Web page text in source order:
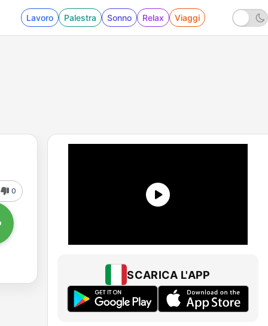
Lavoro Palestra Sonno Relax Viaggi
0
SCARICA L'APP